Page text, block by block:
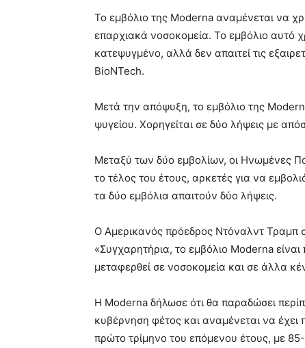
Το εμβόλιο της Moderna αναμένεται να
επαρχιακά νοσοκομεία. Το εμβόλιο αυτό
κατεψυγμένο, αλλά δεν απαιτεί τις
BioNTech.
Μετά την απόψυξη, το εμβόλιο της
ψυγείου. Χορηγείται σε δύο λήψεις με
Μεταξύ των δύο εμβολίων, οι Ηνωμένες
το τέλος του έτους, αρκετές για να
τα δύο εμβόλια απαιτούν δύο λήψεις.
Ο Αμερικανός πρόεδρος Ντόναλντ Τραμπ
«Συγχαρητήρια, το εμβόλιο Moderna
μεταφερθεί σε νοσοκομεία και σε άλλα
Η Moderna δήλωσε ότι θα παραδώσει
κυβέρνηση φέτος και αναμένεται να
πρώτο τρίμηνο του επόμενου έτους, με